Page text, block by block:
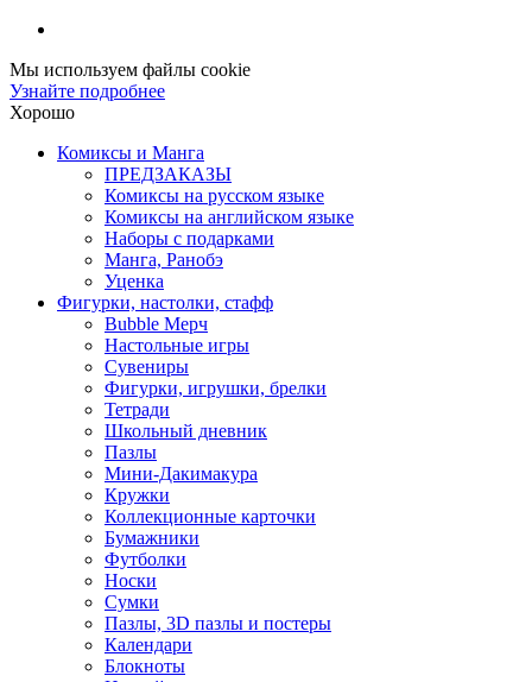
Мы используем файлы cookie
Узнайте подробнее
Хорошо
Комиксы и Манга
ПРЕДЗАКАЗЫ
Комиксы на русском языке
Комиксы на английском языке
Наборы с подарками
Манга, Ранобэ
Уценка
Фигурки, настолки, стафф
Bubble Мерч
Настольные игры
Сувениры
Фигурки, игрушки, брелки
Тетради
Школьный дневник
Пазлы
Мини-Дакимакура
Кружки
Коллекционные карточки
Бумажники
Футболки
Носки
Сумки
Пазлы, 3D пазлы и постеры
Календари
Блокноты